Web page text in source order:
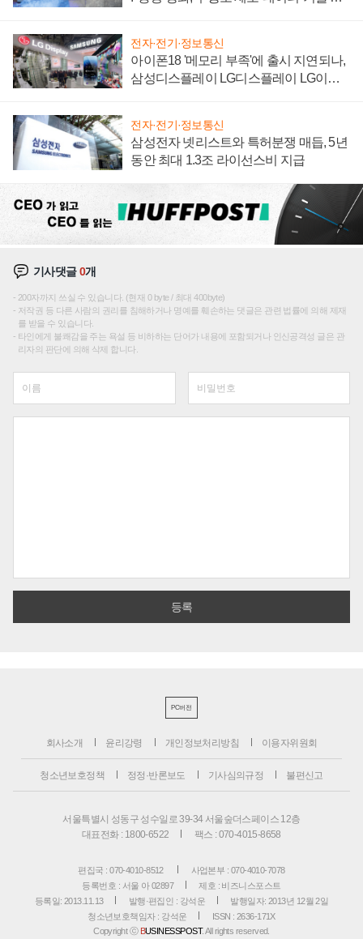
전자·전기·정보통신
아이폰18 '메모리 부족'에 출시 지연되나,
삼성디스플레이 LG디스플레이 LG이노
전자·전기·정보통신
삼성전자 넷리스트와 특허분쟁 매듭, 5년
동안 최대 1.3조 라이선스비 지급
기사댓글0개
200자까지 쓰실 수 있습니다. (현재 0 byte / 최대 400byte)
저작권 등 다른 사람의 권리를 침해하거나 명예를 훼손하는 댓글은 관련 법률에 의해 제재
를 받을 수 있습니다.
타인에게 불쾌감을 주는 욕설 등 비하하는 단어가 내용에 포함되거나 인신공격성 글은 관
리자의 판단에 의해 삭제 합니다.
PC버전
회사소개 윤리강령 개인정보처리방침 이용자위원회
청소년보호정책 정정·반론보도 기사심의규정 불편신고
서울특별시 성동구 성수일로 39-34 서울숲더스페이스 12층
대표전화 : 1800-6522
팩스 : 070-4015-8658
편집국 : 070-4010-8512
사업본부 : 070-4010-7078
등록번호 : 서울 아 02897
제호 : 비즈니스포스트
등록일: 2013.11.13
발행·편집인 : 강석운
발행일자: 2013년 12월 2일
청소년보호책임자 : 강석운
ISSN : 2636-171X
Copyright ⓒ BUSINESSPOST. All rights reserved.